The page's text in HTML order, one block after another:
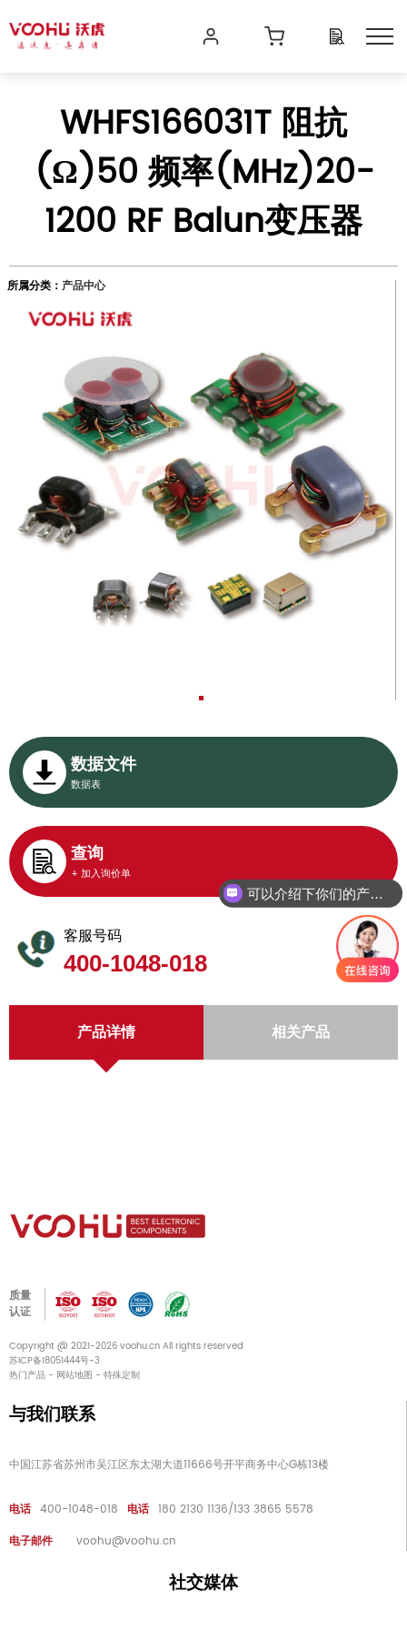
WHFS166031T 阻抗
(Ω)50 频率(MHz)20-
1200 RF Balun变压器
所属分类： 产品中心
数据文件
数据表
查询
+ 加入询价单
客服号码
400-1048-018
产品详情 相关产品
质量
认证
Copyright @ 2021-2026 voohu.cn All rights reserved
苏ICP备18051444号-3
热门产品 - 网站地图 - 特殊定制
与我们联系
中国江苏省苏州市吴江区东太湖大道11666号开平商务中心G栋13楼
电话 400-1048-018 电话 180 2130 1136/133 3865 5578
电子邮件
voohu@voohu.cn
社交媒体
可以介绍下你们的产品么